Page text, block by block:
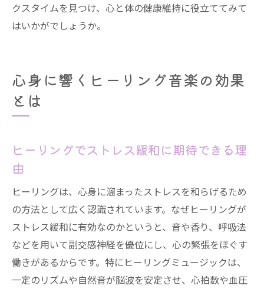
クスタイムを見つけ、心と体の健康維持に役立ててみて
はいかがでしょうか。
心身に響くヒーリング音楽の効果
とは
ヒーリングでストレス緩和に期待できる理
由
ヒーリングは、心身に溜まったストレスを和らげるため
の方法として広く認識されています。なぜヒーリングが
ストレス緩和に有効なのかというと、音や香り、呼吸法
などを用いて副交感神経を優位にし、心の緊張をほぐす
働きがあるからです。特にヒーリングミュージックは、
一定のリズムや自然音が脳波を安定させ、心拍数や血圧